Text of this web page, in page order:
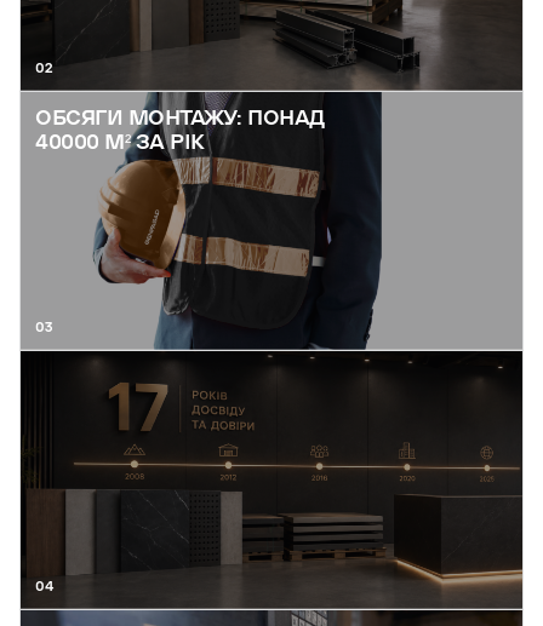
02
ОБСЯГИ МОНТАЖУ: ПОНАД
40000 М² ЗА РІК
03
04